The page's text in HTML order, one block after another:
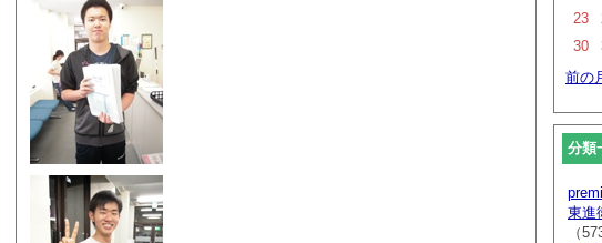
23
30
前の
分類
東進
（